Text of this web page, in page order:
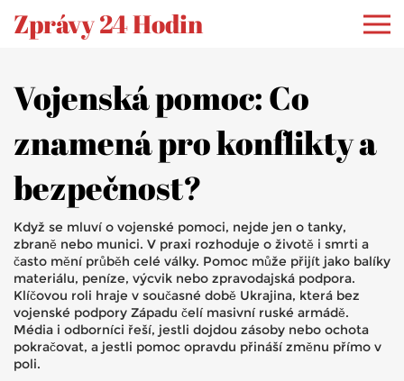
Zprávy 24 Hodin
Vojenská pomoc: Co
znamená pro konflikty a
bezpečnost?
Když se mluví o vojenské pomoci, nejde jen o tanky,
zbraně nebo munici. V praxi rozhoduje o životě i smrti a
často mění průběh celé války. Pomoc může přijít jako balíky
materiálu, peníze, výcvik nebo zpravodajská podpora.
Klíčovou roli hraje v současné době Ukrajina, která bez
vojenské podpory Západu čelí masivní ruské armádě.
Média i odborníci řeší, jestli dojdou zásoby nebo ochota
pokračovat, a jestli pomoc opravdu přináší změnu přímo v
poli.